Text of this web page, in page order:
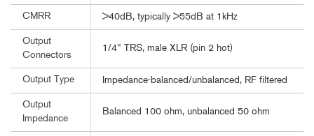
CMRR >40dB, typically >55dB at 1kHz
Output
Connectors
1/4" TRS, male XLR (pin 2 hot)
Output Type Impedance-balanced/unbalanced, RF filtered
Output
Impedance
Balanced 100 ohm, unbalanced 50 ohm